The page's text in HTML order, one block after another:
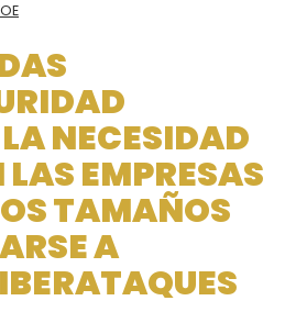
NECESIDAD
EMPRESAS
TAMAÑOS
A